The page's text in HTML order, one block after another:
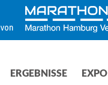
ERGEBNISSE EXPO